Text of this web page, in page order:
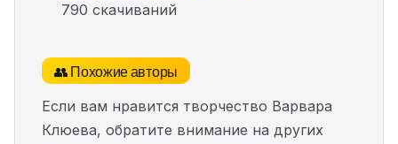
790 скачиваний
👥 Похожие авторы
Если вам нравится творчество Варвара
Клюева, обратите внимание на других